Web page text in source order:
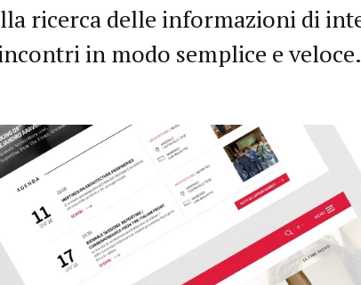
ricerca delle informazioni di
in modo semplice e veloce.